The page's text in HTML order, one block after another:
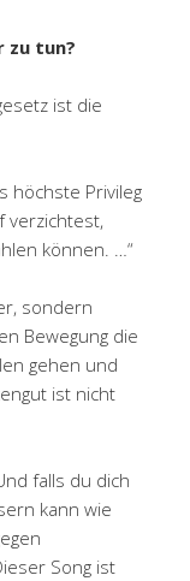
zu tun?
ist die
höchste Privileg
verzichtest,
können. …“
sondern
Bewegung die
gehen und
ist nicht
falls du dich
kann wie
Song ist